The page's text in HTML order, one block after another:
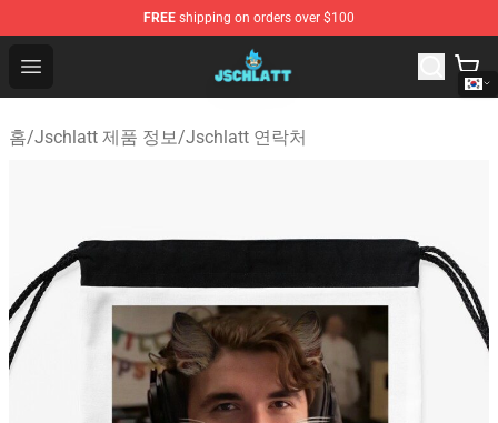
FREE shipping on orders over $100
Open menu
Jschlatt Store - Official Jschlatt Merchandise Shop
홈/Jschlatt 제품 정보/Jschlatt 연락처